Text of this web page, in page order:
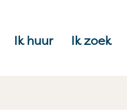
Ik huur Ik zoek